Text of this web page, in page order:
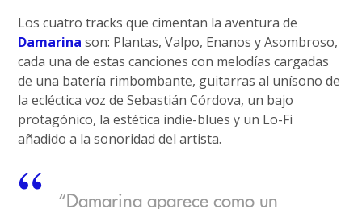
Los cuatro tracks que cimentan la aventura de
Damarina son: Plantas, Valpo, Enanos y Asombroso,
cada una de estas canciones con melodías cargadas
de una batería rimbombante, guitarras al unísono de
la ecléctica voz de Sebastián Córdova, un bajo
protagónico, la estética indie-blues y un Lo-Fi
añadido a la sonoridad del artista.
“Damarina aparece como un